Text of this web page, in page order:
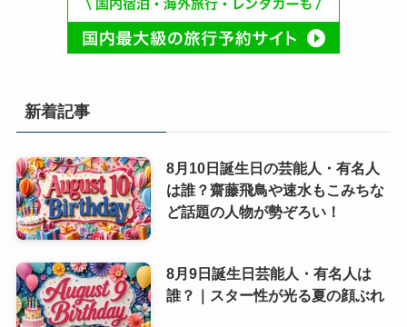
新着記事
8月10日誕生日の芸能人・有名人
は誰？齋藤飛鳥や速水もこみちな
ど話題の人物が勢ぞろい！
8月9日誕生日芸能人・有名人は
誰？｜スター性が光る夏の顔ぶれ